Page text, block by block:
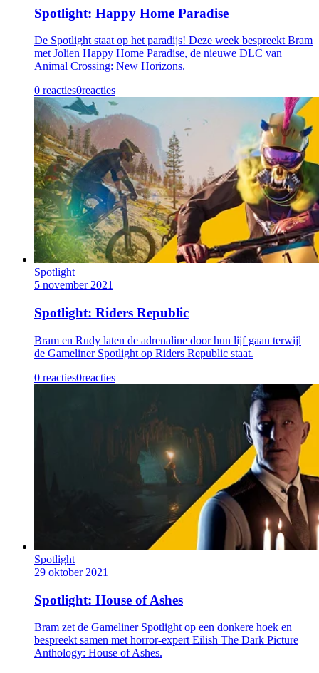
Spotlight: Happy Home Paradise
De Spotlight staat op het paradijs! Deze week bespreekt Bram
met Jolien Happy Home Paradise, de nieuwe DLC van
Animal Crossing: New Horizons.
0 reacties0reacties
Spotlight
5 november 2021
Spotlight: Riders Republic
Bram en Rudy laten de adrenaline door hun lijf gaan terwijl
de Gameliner Spotlight op Riders Republic staat.
0 reacties0reacties
Spotlight
29 oktober 2021
Spotlight: House of Ashes
Bram zet de Gameliner Spotlight op een donkere hoek en
bespreekt samen met horror-expert Eilish The Dark Picture
Anthology: House of Ashes.